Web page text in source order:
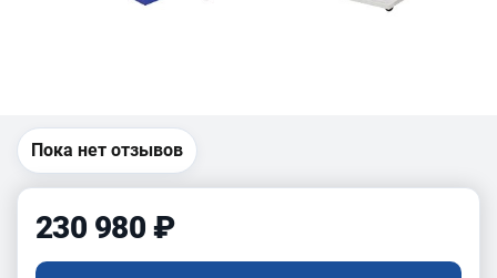
Пока нет отзывов
230 980 ₽